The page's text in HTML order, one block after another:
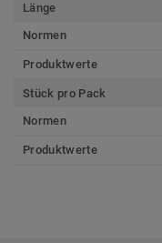
Länge
Normen
Produktwerte
Stück pro Pack
Normen
Produktwerte